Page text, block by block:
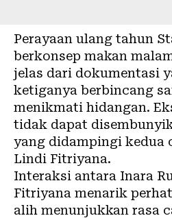
Perayaan ulang tahun
berkonsep makan
jelas dari dokumentasi
ketiganya berbincang
menikmati hidangan.
tidak dapat
yang didampingi kedua
Lindi Fitriyana.
Interaksi antara Inara
Fitriyana menarik
alih menunjukkan rasa